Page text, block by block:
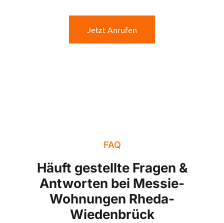
Jetzt Anrufen
FAQ
Häuft gestellte Fragen &
Antworten bei Messie-
Wohnungen Rheda-
Wiedenbrück